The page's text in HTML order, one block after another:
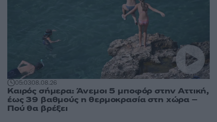
05:0308.08.26
Καιρός σήμερα: Άνεμοι 5 μποφόρ στην Αττική,
έως 39 βαθμούς η θερμοκρασία στη χώρα –
Πού θα βρέξει